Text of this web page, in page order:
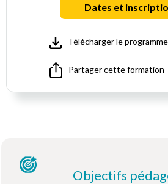
Dates et
Télécharger le programme
Partager cette formation
Objectifs